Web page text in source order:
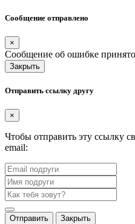
Сообщение отправлено
×
Сообщение об ошибке
Закрыть
Отправить ссылку другу
×
Чтобы отправить эту ссылку
email:
Отправить Закрыть